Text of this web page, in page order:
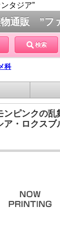
タジア”
通販 ”フ
検索
科
ンピンクの
・ロクスブ